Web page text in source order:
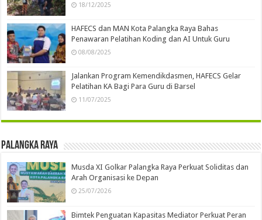
18/12/2025
HAFECS dan MAN Kota Palangka Raya Bahas
Penawaran Pelatihan Koding dan AI Untuk Guru
08/08/2025
Jalankan Program Kemendikdasmen, HAFECS Gelar
Pelatihan KA Bagi Para Guru di Barsel
11/07/2025
Palangka Raya
Musda XI Golkar Palangka Raya Perkuat Soliditas dan
Arah Organisasi ke Depan
25/07/2026
Bimtek Penguatan Kapasitas Mediator Perkuat Peran